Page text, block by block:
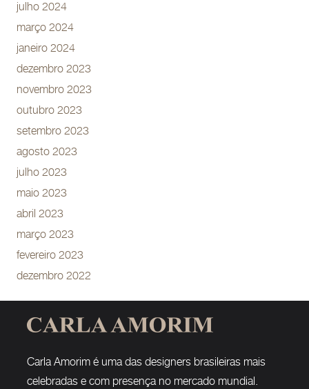
julho 2024
março 2024
janeiro 2024
dezembro 2023
novembro 2023
outubro 2023
setembro 2023
agosto 2023
julho 2023
maio 2023
abril 2023
março 2023
fevereiro 2023
dezembro 2022
Carla Amorim é uma das designers brasileiras mais
celebradas e com presença no mercado mundial.